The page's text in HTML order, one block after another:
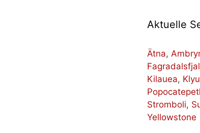
Aktuelle
Ätna,
Kilauea,
Popocatepetl
Stromboli,
Yellowstone